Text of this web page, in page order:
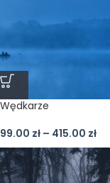
Wędkarze
99.00 zł – 415.00 zł